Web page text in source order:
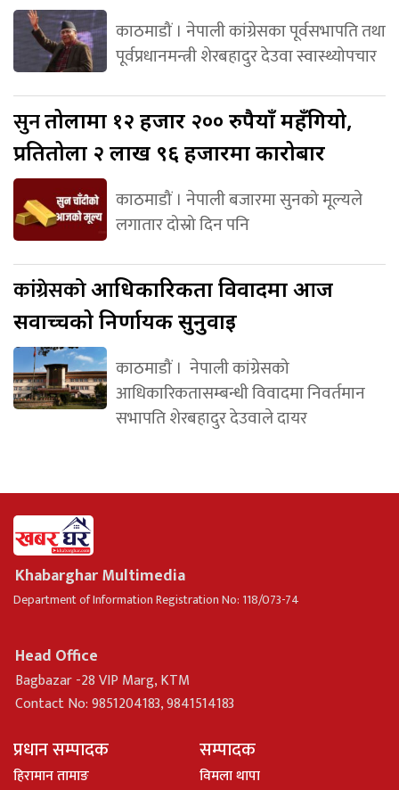
काठमाडौं । नेपाली कांग्रेसका पूर्वसभापति तथा
पूर्वप्रधानमन्त्री शेरबहादुर देउवा स्वास्थ्योपचार
सुनतोलामा १२ हजार २०० रुपैयाँ महँगियो,
प्रतितोला २ लाख ९६ हजारमा कारोबार
काठमाडौं । नेपाली बजारमा सुनको मूल्यले
लगातार दोस्रो दिन पनि
कांग्रेसकोआधिकारिकता विवादमा आज
सर्वोच्चको निर्णायक सुनुवाइ
काठमाडौं । नेपाली कांग्रेसको
आधिकारिकतासम्बन्धी विवादमा निवर्तमान
सभापति शेरबहादुर देउवाले दायर
Khabarghar Multimedia
Department of Information Registration No: 118/073-74
Head Office
Bagbazar -28 VIP Marg, KTM
Contact No: 9851204183, 9841514183
प्रधान सम्पादक
हिरामान तामाङ
सम्पादक
विमला थापा